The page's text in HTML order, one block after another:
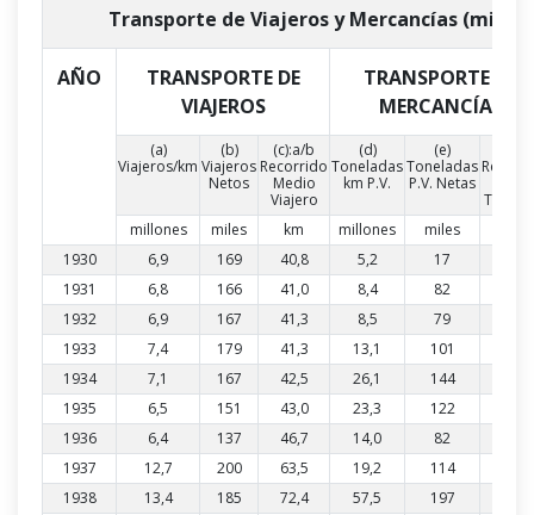
Transporte de Viajeros y Mercancías (miles
AÑO
TRANSPORTE DE
VIAJEROS
TRANSPORTE DE
MERCANCÍAS
(a)
Viajeros/km
(b)
Viajeros
Netos
(c):a/b
Recorrido
Medio
Viajero
(d)
Toneladas
km P.V.
(e)
Toneladas
P.V. Netas
millones
miles km millones miles
1930
6,9 169 40,8 5,2 17
1931
6,8 166 41,0 8,4 82
1932
6,9 167 41,3 8,5 79
1933
7,4 179 41,3 13,1 101
1934
7,1 167 42,5 26,1 144
1935
6,5 151 43,0 23,3 122
1936
6,4 137 46,7 14,0 82
1937
12,7 200 63,5 19,2 114
1938
13,4 185 72,4 57,5 197